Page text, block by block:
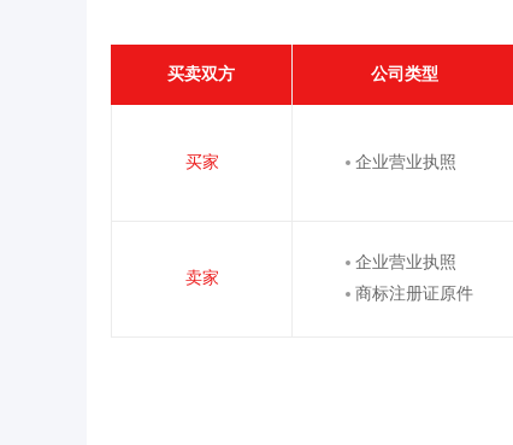
买卖双方 公司类型
买家 企业营业执照
卖家
企业营业执照
商标注册证原件